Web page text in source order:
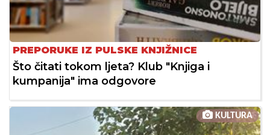
PREPORUKE IZ PULSKE KNJIŽNICE
Što čitati tokom ljeta? Klub "Knjiga i
kumpanija" ima odgovore
KULTURA